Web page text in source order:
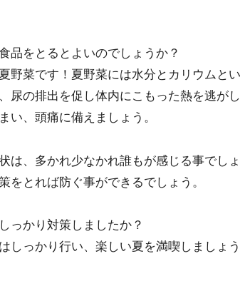
品をとるとよいのでしょうか？
野菜です！夏野菜には水分とカリウムと
尿の排出を促し体内にこもった熱を逃が
い、頭痛に備えましょう。
は、多かれ少なかれ誰もが感じる事でしょ
をとれば防ぐ事ができるでしょう。
っかり対策しましたか？
しっかり行い、楽しい夏を満喫しましょう